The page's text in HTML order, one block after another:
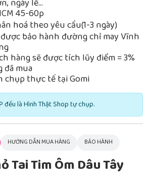
ngày lễ…
45-60p
hoá theo yêu cầu(1-3 ngày)
bảo hành đường chỉ may Vĩnh
hàng sẽ được tích lũy điểm = 3%
đã mua
chụp thực tế tại Gomi
đều là Hình Thật Shop tự chụp.
HƯỚNG DẪN MUA HÀNG BẢO HÀNH
Tai Tim Ôm Dâu Tây